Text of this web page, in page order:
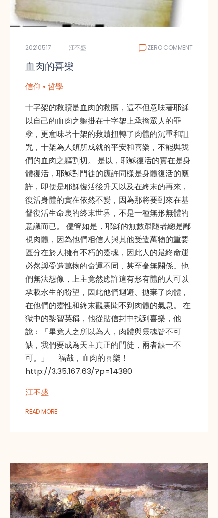
20210517 江丕盛 ZERO COMMENT
血肉的喜樂
信仰 • 哲學
十字架的救贖是血肉的救贖，這不但意味著耶穌
以自己的血肉之軀掛在十字架上承擔眾人的罪
孽，更意味著十架的救贖扭轉了肉體的沉重和詛
咒，十架為人類所成就的平安和喜樂，不能與我
們的血肉之軀割切。 是以，耶穌復活的實在是身
體復活，耶穌對門徒的應許同樣是身體復活的應
許，即便是耶穌復活後升天以及在終末的再來，
復活身體的實在依然不變，因為那將要到來在基
督復活生命裏的終末世界，不是一種無形無體的
意識而已。 儘管如是，耶穌的無數跟隨者總是鄙
視肉體，因為他們相信人與其他受造萬物的重要
區分在於人擁有不朽的靈魂，因此人的最終命運
必然與受造萬物的命運不同，甚至毫無關係。他
們無法想像，上主竟然應許這有形有體的人可以
承載永生的盼望，因此他們迴避、拋棄了肉體，
在他們的靈性和終末觀裏聞不到肉體的氣息。 在
獄中的黎智英稱，他從貼信封中找到喜樂，他
說：「畢竟人之所以為人，肉體與靈魂皆不可
缺，我們要成為天主真正的門徒，兩者缺一不
可。」 福哉，血肉的喜樂！
http://3.35.167.63/?p=14380
江丕盛
READ MORE